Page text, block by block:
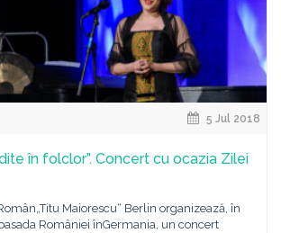
5 Jul 2018
în folclor”. Concert cu ocazia Zilei
Maiorescu“ Berlin organizează, în
României înGermania, un concert